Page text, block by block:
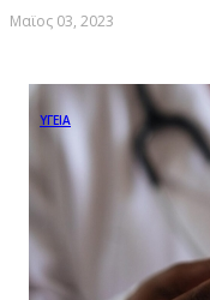
Μαϊος 03, 2023
ΥΓΕΙΑ